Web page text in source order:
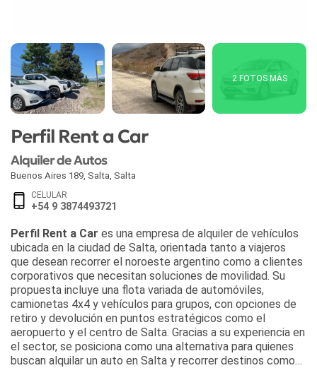
2 FOTOS MÁS
Perfil Rent a Car
Alquiler de Autos
Buenos Aires 189 Salta Salta
CELULAR
+54 9 3874493721
Perfil Rent a Car es una empresa de alquiler de vehículos
ubicada en la ciudad de Salta, orientada tanto a viajeros
que desean recorrer el noroeste argentino como a clientes
corporativos que necesitan soluciones de movilidad. Su
propuesta incluye una flota variada de automóviles,
camionetas 4x4 y vehículos para grupos, con opciones de
retiro y devolución en puntos estratégicos como el
aeropuerto y el centro de Salta. Gracias a su experiencia en
el sector, se posiciona como una alternativa para quienes
buscan alquilar un auto en Salta y recorrer destinos como